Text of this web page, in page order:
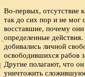
Во-первых, отсутствие
так до сих пор и не мог
восставшие, почему
определенные
добивались личной
освободившихся рабов
Другие полагают, что
уничтожить